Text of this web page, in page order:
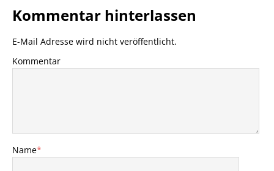
Kommentar hinterlassen
E-Mail Adresse wird nicht veröffentlicht.
Kommentar
Name*